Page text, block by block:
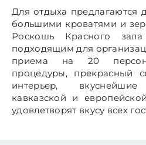
Для отдыха предлагаются
большими кроватями и
Роскошь Красного
подходящим для
приема на 20 персон.
процедуры, прекрасный
интерьер,
кавказской и
удовлетворят вкусу всех